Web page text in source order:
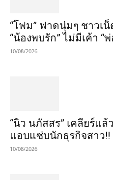
“โฟม” ฟาดนุ่มๆ ชาวเ
“น้องพบรัก” ไม่มีเค้า “พ่
10/08/2026
“นิว นภัสสร” เคลียร์แ
แอบแซ่บนักธุรกิจสาว!!
10/08/2026